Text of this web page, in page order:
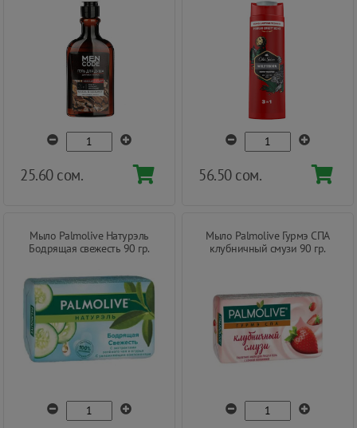
25.60 сом. 56.50 сом.
Мыло Palmolive Натурэль
Бодрящая свежесть 90 гр.
Мыло Palmolive Гурмэ СПА
клубничный смузи 90 гр.